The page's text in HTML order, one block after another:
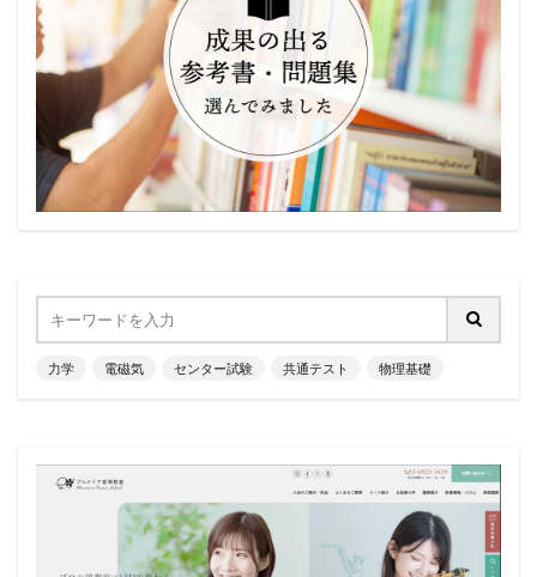
力学 電磁気 センター試験 共通テスト 物理基礎